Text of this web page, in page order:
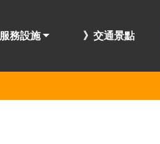
務設施 》交通景點